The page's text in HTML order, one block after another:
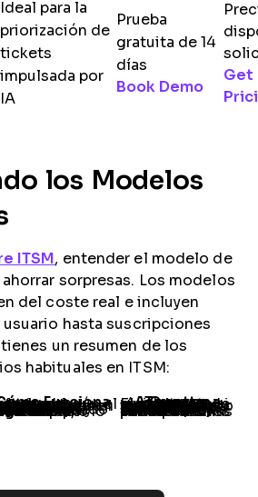
Ideal para la
priorización de
tickets
impulsada por
IA
Prueba
gratuita de 14
días
Book Demo
Get
los Modelos
ITSM , entender el modelo de
sorpresas. Los modelos
del coste real e incluyen
hasta suscripciones
un resumen de los
habituales en ITSM:
Funciona Aspectos a Tener en Cuenta
el número de usuarios que acceden al software. El coste puede aumentar rápidamente si el equipo crece.
en cuánto utilizas el software, como el número de tickets gestionados. Un uso elevado puede terminar en facturas inesperadas.
funciones a precios establecidos. Los niveles bajos pueden carecer de funciones esenciales.
según necesidades y requisitos concretos. Puedes ser caro si tus necesidades son complejas.
lo que utilizas, o elige un plan anual con posibles descuentos. Puede incluir tarifas mínimas o penalizaciones por cancelación anticipada.